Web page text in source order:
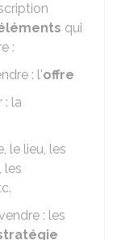
qui
:
: l'offre
: la
le lieu, les
les
: les